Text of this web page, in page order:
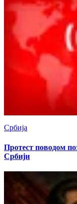
Србија
Протест поводом
Србији